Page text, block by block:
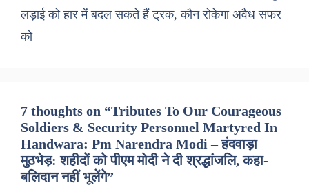
लड़ाई को हार में बदल सकते हैं ट्रक, कौन रोकेगा अवैध सफर
को
7 thoughts on “Tributes To Our Courageous
Soldiers & Security Personnel Martyred In
Handwara: Pm Narendra Modi – हंदवाड़ा
मुठभेड़: शहीदों को पीएम मोदी ने दी श्रद्धांजलि, कहा-
बलिदान नहीं भूलेंगे”